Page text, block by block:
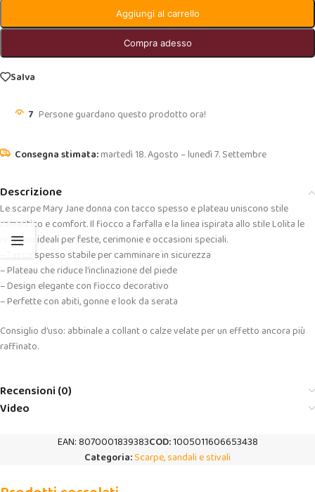
Aggiungi al carrello
Compra adesso
Salva
7 Persone guardano questo prodotto ora!
martedì 18. Agosto – lunedì 7. Settembre
Descrizione
Le scarpe Mary Jane donna con tacco spesso e plateau uniscono stile
romantico e comfort. Il fiocco a farfalla e la linea ispirata allo stile Lolita le
rendono ideali per feste, cerimonie e occasioni speciali.
– Tacco spesso stabile per camminare in sicurezza
– Plateau che riduce l’inclinazione del piede
– Design elegante con fiocco decorativo
– Perfette con abiti, gonne e look da serata
Consiglio d’uso: abbinale a collant o calze velate per un effetto ancora più
raffinato.
Recensioni (0)
Video
EAN:8070001839383COD:1005011606653438
Categoria:Scarpe, sandali e stivali